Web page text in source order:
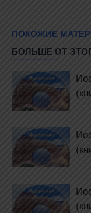
ПОХОЖИЕ
БОЛЬШЕ ОТ